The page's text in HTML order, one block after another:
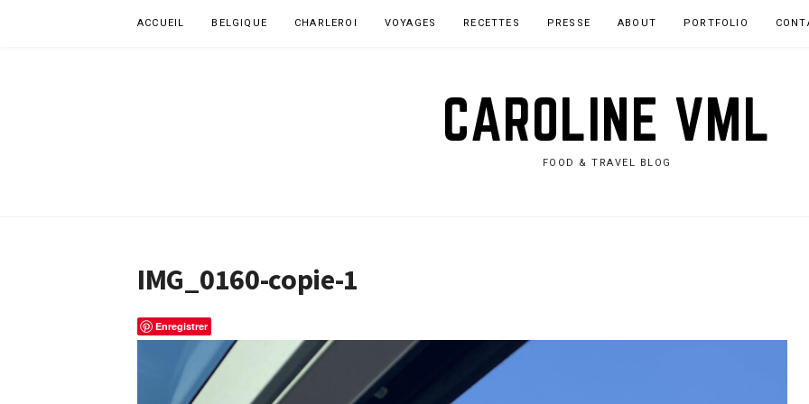
ACCUEIL BELGIQUE CHARLEROI VOYAGES RECETTES PRESSE ABOUT PORTFOLIO
CAROLINE VML
FOOD & TRAVEL BLOG
IMG_0160-copie-1
Enregistrer